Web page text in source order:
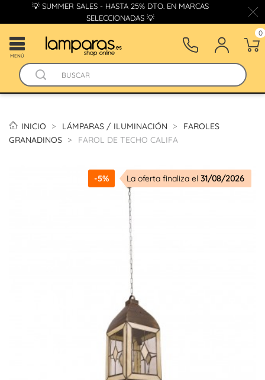
💡 SUMMER SALES - HASTA 25% DTO. EN MARCAS
SELECCIONADAS 💡
MENÚ
0
INICIO LÁMPARAS / ILUMINACIÓN
FAROLES
GRANADINOS
FAROL DE TECHO CALIFA
-5% La oferta finaliza el 31/08/2026